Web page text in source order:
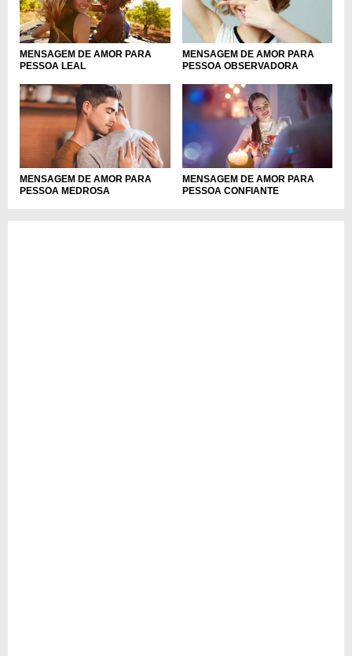
MENSAGEM DE AMOR PARA
PESSOA LEAL
MENSAGEM DE AMOR PARA
PESSOA OBSERVADORA
MENSAGEM DE AMOR PARA
PESSOA MEDROSA
MENSAGEM DE AMOR PARA
PESSOA CONFIANTE